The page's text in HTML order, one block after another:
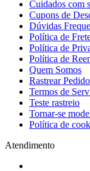
Cuidados com
Cupons de
Dúvidas
Política de
Política de
Política de
Quem Somos
Rastrear Pedido
Termos de
Teste rastreio
Tornar-se
Política de
Atendimento